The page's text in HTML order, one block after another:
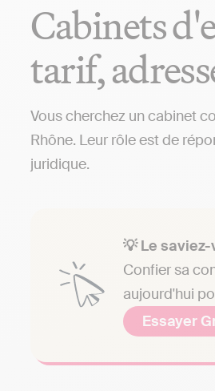
Cabinets
tarif,
Vous cherchez un cabinet
Rhône. Leur rôle est de
juridique.
💡 Le saviez-
Confier sa
aujourd'hui
Essayer